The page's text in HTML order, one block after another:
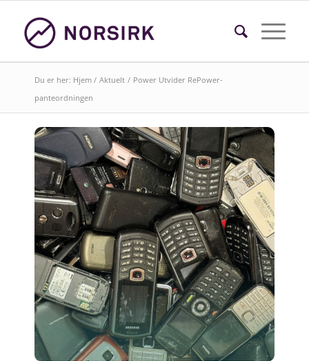
Du er her: Hjem / Aktuelt / Power Utvider RePower-
panteordningen